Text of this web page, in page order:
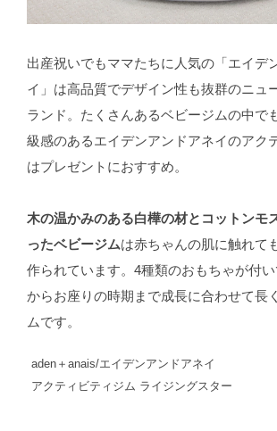
出産祝いでもママたちに人気の「エイデ
イ」は高品質でデザイン性も抜群のニュ
ランド。たくさんあるベビージムの中で
級感のあるエイデンアンドアネイのアク
はプレゼントにおすすめ。
木の温かみのある白樺の材とコットンモ
ったベビージムは赤ちゃんの肌に触れて
作られています。4種類のおもちゃが付
からお座りの時期まで成長に合わせて長
ムです。
aden＋anais/エイデンアンドアネイ
アクティビティジム ライジングスター